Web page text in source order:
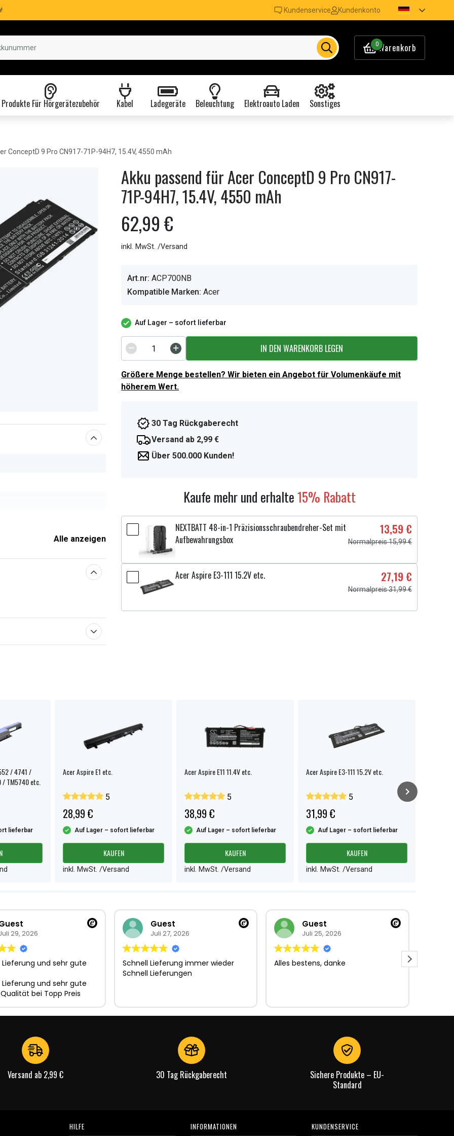
Kundenservice Kundenkonto
0Warenkorb
Produkte Für Hörgerätezubehör Kabel Ladegeräte Beleuchtung Elektroauto Laden Sonstiges
ConceptD 9 Pro CN917-71P-94H7, 15.4V, 4550 mAh
Alle anzeigen
Akku passend für Acer ConceptD 9 Pro CN917-
71P-94H7, 15.4V, 4550 mAh
62,99 €
inkl. MwSt. /Versand
Art.nr: ACP700NB
Kompatible Marken: Acer
Auf Lager – sofort lieferbar
IN DEN WARENKORB LEGEN
Größere Menge bestellen? Wir bieten ein Angebot für Volumenkäufe mit
höherem Wert.
30 Tag Rückgaberecht
Versand ab 2,99 €
Über 500.000 Kunden!
Kaufe mehr und erhalte15% Rabatt
NEXTBATT 48-in-1 Präzisionsschraubendreher-Set mit
Aufbewahrungsbox
13,59 €
Normalpreis 15,99 €
Acer Aspire E3-111 15.2V etc. 27,19 €
Normalpreis 31,99 €
/ 4741 /
/ TM5740 etc.
lieferbar
Acer Aspire E1 etc.
5
28,99 €
Auf Lager – sofort lieferbar
KAUFEN
inkl. MwSt. /Versand
Acer Aspire E11 11.4V etc.
5
38,99 €
Auf Lager – sofort lieferbar
KAUFEN
inkl. MwSt. /Versand
Acer Aspire E3-111 15.2V etc.
5
31,99 €
Auf Lager – sofort lieferbar
KAUFEN
inkl. MwSt. /Versand
29, 2026
und sehr gute
und sehr gute
bei Topp Preis
Guest
Juli 27, 2026
Schnell Lieferung immer wieder
Schnell Lieferungen
Guest
Juli 25, 2026
Alles bestens, danke
Versand ab 2,99 € 30 Tag Rückgaberecht
Sichere Produkte – EU-
Standard
HILFE INFORMATIONEN KUNDENSERVICE